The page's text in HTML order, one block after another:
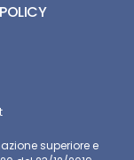
superiore e